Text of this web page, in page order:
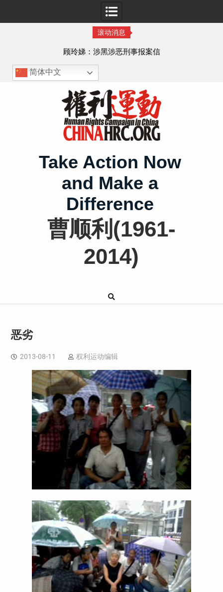
滚动消息
顾玲娣：涉黑涉恶刑事报案信
简体中文
Take Action Now
and Make a
Difference
曹顺利(1961-
2014)
恶劣
2013-08-11 权利运动编辑